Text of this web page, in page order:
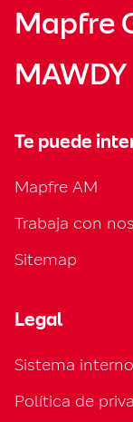
Mapfre
MAWDY
Te puede
Mapfre AM
Trabaja con
Sitemap
Legal
Sistema
Política de